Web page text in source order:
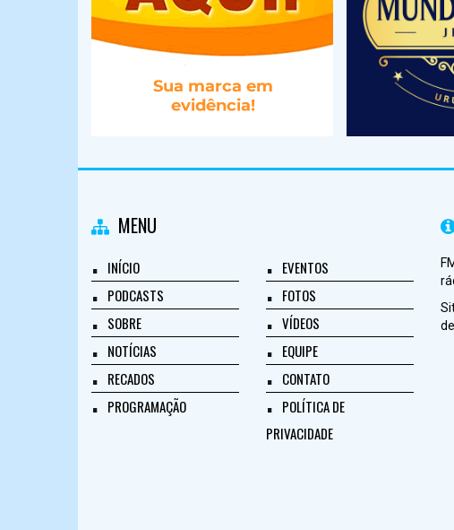
MENU
INÍCIO
PODCASTS
SOBRE
NOTÍCIAS
RECADOS
PROGRAMAÇÃO
EVENTOS
FOTOS
VÍDEOS
EQUIPE
CONTATO
POLÍTICA DE
PRIVACIDADE